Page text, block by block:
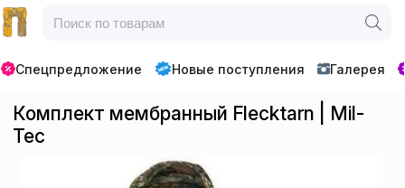
Спецпредложение Новые поступления Галерея
Комплект мембранный Flecktarn | Mil-
Tec